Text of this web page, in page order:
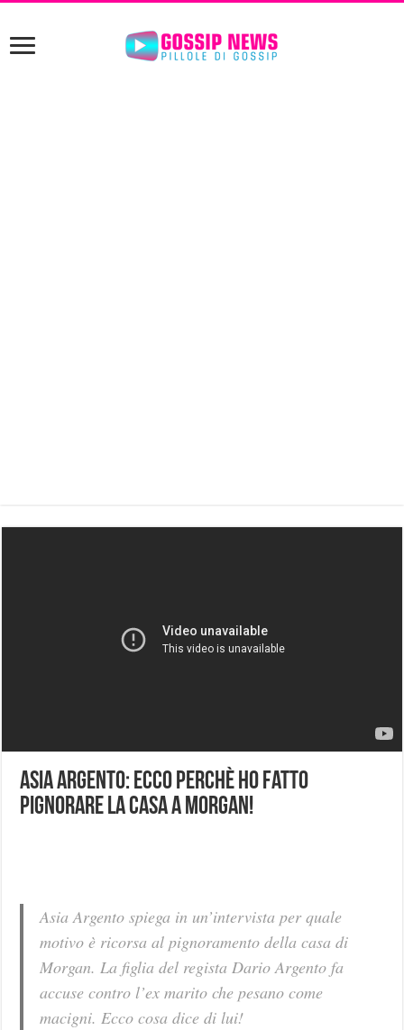
Asia Argento: ecco perchè ho fatto
pignorare la casa a Morgan!
Asia Argento spiega in un’intervista per quale
motivo è ricorsa al pignoramento della casa di
Morgan. La figlia del regista Dario Argento fa
accuse contro l’ex marito che pesano come
macigni. Ecco cosa dice di lui!